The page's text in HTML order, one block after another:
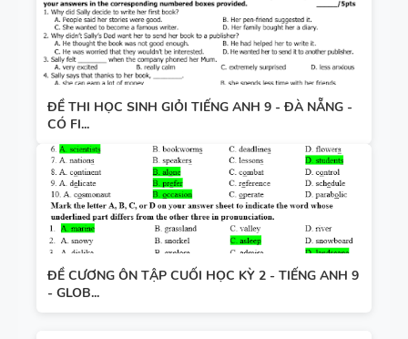
ĐỀ THI HỌC SINH GIỎI TIẾNG ANH 9 - ĐÀ NẴNG -
CÓ FI...
ĐỀ CƯƠNG ÔN TẬP CUỐI HỌC KỲ 2 - TIẾNG ANH 9
- GLOB...